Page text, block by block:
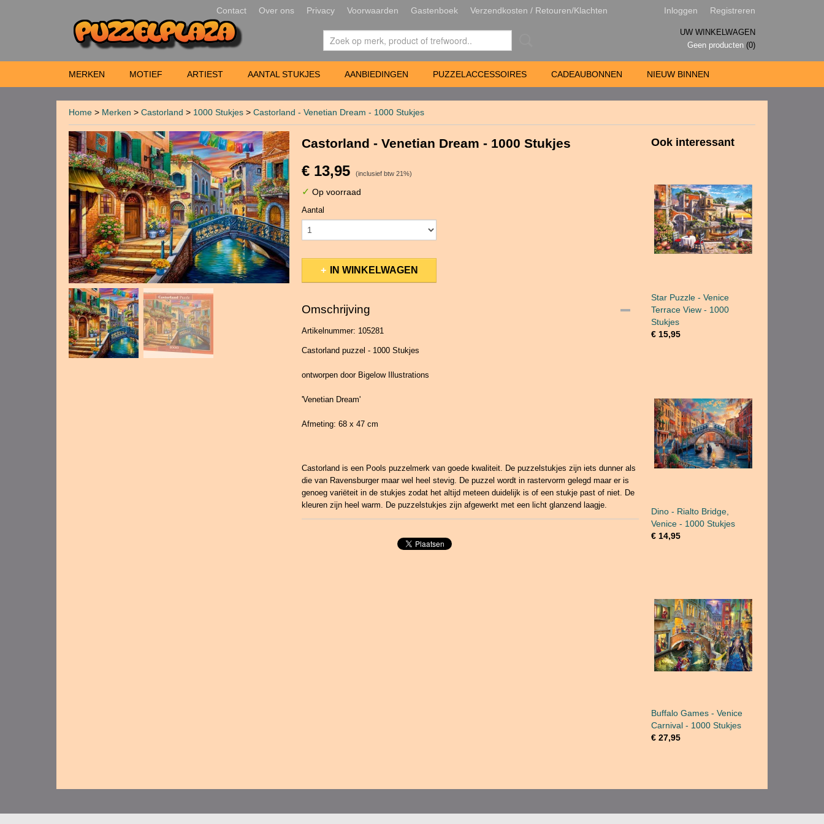
Contact Over ons Privacy Voorwaarden Gastenboek Verzendkosten / Retouren/Klachten Inloggen Registreren
UW WINKELWAGEN
Geen producten (0)
MERKEN MOTIEF ARTIEST AANTAL STUKJES AANBIEDINGEN PUZZELACCESSOIRES CADEAUBONNEN NIEUW BINNEN
Home > Merken > Castorland > 1000 Stukjes > Castorland - Venetian Dream - 1000 Stukjes
Castorland - Venetian Dream - 1000 Stukjes
€ 13,95 (inclusief btw 21%)
✓ Op voorraad
Aantal
IN WINKELWAGEN
Omschrijving
Artikelnummer: 105281
Castorland puzzel - 1000 Stukjes
ontworpen door Bigelow Illustrations
'Venetian Dream'
Afmeting: 68 x 47 cm
Castorland is een Pools puzzelmerk van goede kwaliteit. De puzzelstukjes zijn iets dunner als
die van Ravensburger maar wel heel stevig. De puzzel wordt in rastervorm gelegd maar er is
genoeg variëteit in de stukjes zodat het altijd meteen duidelijk is of een stukje past of niet. De
kleuren zijn heel warm. De puzzelstukjes zijn afgewerkt met een licht glanzend laagje.
Ook interessant
Star Puzzle - Venice
Terrace View - 1000
Stukjes
€ 15,95
Dino - Rialto Bridge,
Venice - 1000 Stukjes
€ 14,95
Buffalo Games - Venice
Carnival - 1000 Stukjes
€ 27,95